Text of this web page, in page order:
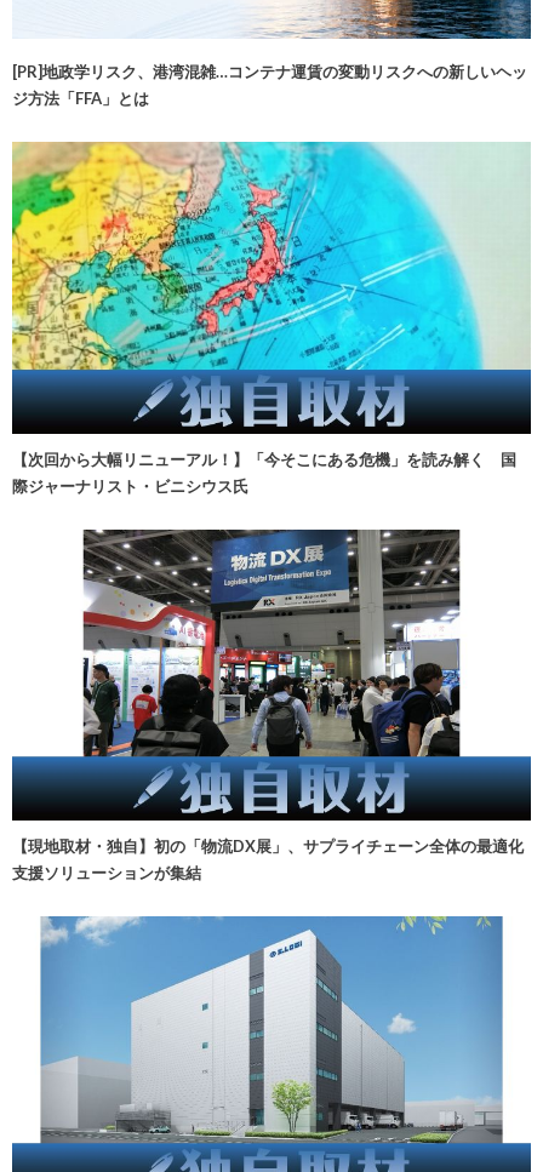
[PR]地政学リスク、港湾混雑…コンテナ運賃の変動リスクへの新しいヘッ
ジ方法「FFA」とは
【次回から大幅リニューアル！】「今そこにある危機」を読み解く 国
際ジャーナリスト・ビニシウス氏
【現地取材・独自】初の「物流DX展」、サプライチェーン全体の最適化
支援ソリューションが集結